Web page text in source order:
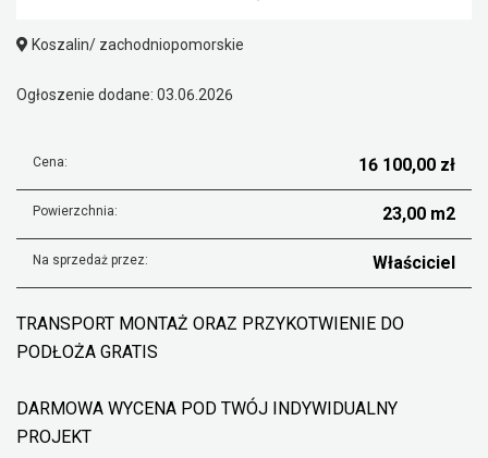
Koszalin/ zachodniopomorskie
Ogłoszenie dodane: 03.06.2026
Cena: 16 100,00 zł
Powierzchnia: 23,00 m2
Na sprzedaż przez: Właściciel
TRANSPORT MONTAŻ ORAZ PRZYKOTWIENIE DO
PODŁOŻA GRATIS
DARMOWA WYCENA POD TWÓJ INDYWIDUALNY
PROJEKT